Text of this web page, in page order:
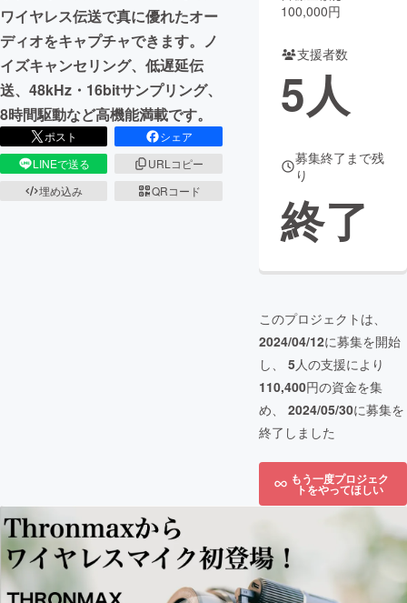
ワイヤレス伝送で真に優れたオー
ディオをキャプチャできます。ノ
イズキャンセリング、低遅延伝
送、48kHz・16bitサンプリング、
8時間駆動など高機能満載です。
ポスト
シェア
LINEで送る
URLコピー
埋め込み
QRコード
100,000円
支援者数
5人
募集終了まで残
り
終了
このプロジェクトは、
2024/04/12に募集を開始
し、 5人の支援により
110,400円の資金を集
め、 2024/05/30に募集を
終了しました
もう一度プロジェク
トをやってほしい